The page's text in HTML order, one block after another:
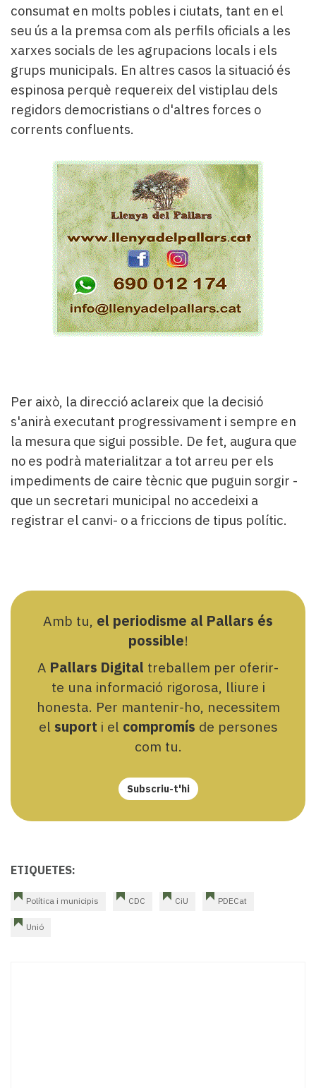
consumat en molts pobles i ciutats, tant en el
seu ús a la premsa com als perfils oficials a les
xarxes socials de les agrupacions locals i els
grups municipals. En altres casos la situació és
espinosa perquè requereix del vistiplau dels
regidors democristians o d'altres forces o
corrents confluents.
Per això, la direcció aclareix que la decisió
s'anirà executant progressivament i sempre en
la mesura que sigui possible. De fet, augura que
no es podrà materialitzar a tot arreu per els
impediments de caire tècnic que puguin sorgir -
que un secretari municipal no accedeixi a
registrar el canvi- o a friccions de tipus polític.
Amb tu, el periodisme al Pallars és
possible!
A Pallars Digital treballem per oferir-
te una informació rigorosa, lliure i
honesta. Per mantenir-ho, necessitem
el suport i el compromís de persones
com tu.
Subscriu-t'hi
ETIQUETES:
Política i municipis CDC CiU PDECat
Unió